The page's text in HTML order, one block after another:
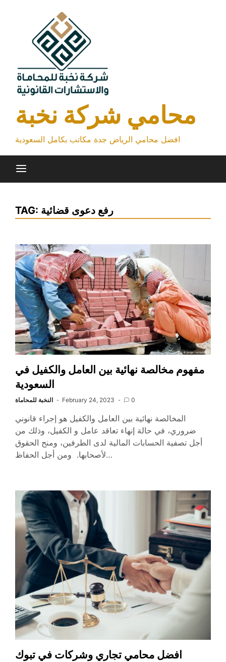
محامي شركة نخبة
افضل محامي الرياض جدة مكاتب بكامل السعودية
TAG: رفع دعوى قضائية
مفهوم مخالصة نهائية بين العامل والكفيل في
السعودية
النخبة للمحاماة February 24, 2023 0
المخالصة نهائية بين العامل والكفيل هو إجراء قانوني
ضروري، في حالة إنهاء تعاقد عامل و الكفيل، وذلك من
أجل تصفية الحسابات المالية لدى الطرفين، ومنح الحقوق
لأصحابها. ومن أجل الحفاظ…
افضل محامي تجاري وشركات في تبوك